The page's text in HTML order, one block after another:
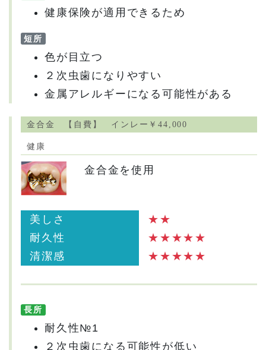
健康保険が適用できるため
短所
色が目立つ
２次虫歯になりやすい
金属アレルギーになる可能性がある
金合金 【自費】 インレー￥44,000
健康
金合金を使用
美しさ
★★
耐久性
★★★★★
清潔感
★★★★★
長所
耐久性№1
２次虫歯になる可能性が低い